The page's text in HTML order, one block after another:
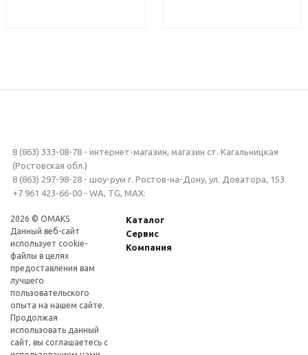
8 (863) 333-08-78 - интернет-магазин, магазин ст. Кагальницкая
(Ростовская обл.)
8 (863) 297-98-28 - шоу-рум г. Ростов-на-Дону, ул. Доватора, 153
+7 961 423-66-00 - WA, TG, MAX:
2026 © OMAKS
Данный веб-сайт
использует cookie-
файлы в целях
предоставления вам
лучшего
пользовательского
опыта на нашем сайте.
Продолжая
использовать данный
сайт, вы соглашаетесь с
Каталог
Сервис
Компания